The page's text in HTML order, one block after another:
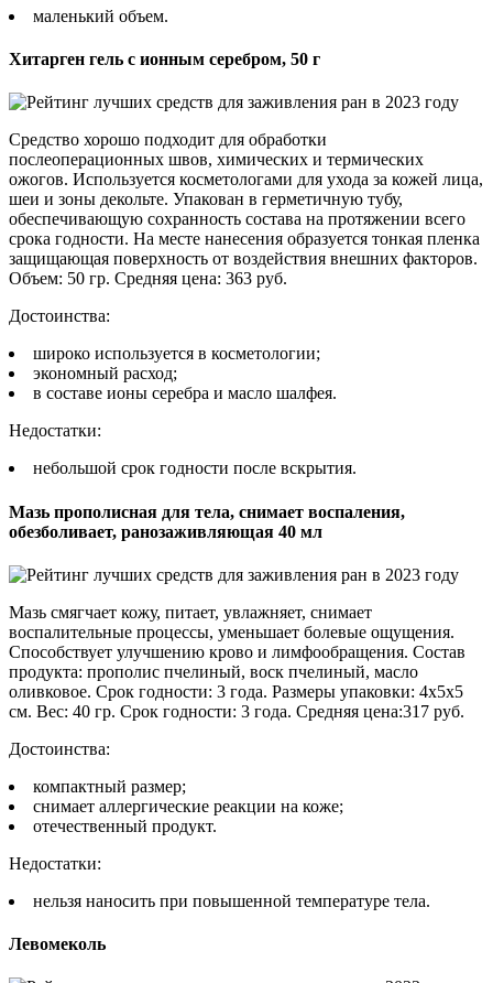
маленький объем.
Хитарген гель с ионным серебром, 50 г
Средство хорошо подходит для обработки
послеоперационных швов, химических и термических
ожогов. Используется косметологами для ухода за кожей лица,
шеи и зоны декольте. Упакован в герметичную тубу,
обеспечивающую сохранность состава на протяжении всего
срока годности. На месте нанесения образуется тонкая пленка
защищающая поверхность от воздействия внешних факторов.
Объем: 50 гр. Средняя цена: 363 руб.
Достоинства:
широко используется в косметологии;
экономный расход;
в составе ионы серебра и масло шалфея.
Недостатки:
небольшой срок годности после вскрытия.
Мазь прополисная для тела, снимает воспаления,
обезболивает, ранозаживляющая 40 мл
Мазь смягчает кожу, питает, увлажняет, снимает
воспалительные процессы, уменьшает болевые ощущения.
Способствует улучшению крово и лимфообращения. Состав
продукта: прополис пчелиный, воск пчелиный, масло
оливковое. Срок годности: 3 года. Размеры упаковки: 4х5х5
см. Вес: 40 гр. Срок годности: 3 года. Средняя цена:317 руб.
Достоинства:
компактный размер;
снимает аллергические реакции на коже;
отечественный продукт.
Недостатки:
нельзя наносить при повышенной температуре тела.
Левомеколь